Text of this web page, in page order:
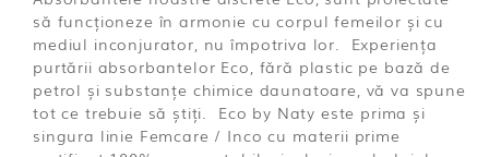
să funcționeze în armonie cu corpul femeilor și cu
mediul inconjurator, nu împotriva lor. Experiența
purtării absorbantelor Eco, fără plastic pe bază de
petrol și substanțe chimice daunatoare, vă va spune
tot ce trebuie să știți. Eco by Naty este prima și
singura linie Femcare / Inco cu materii prime